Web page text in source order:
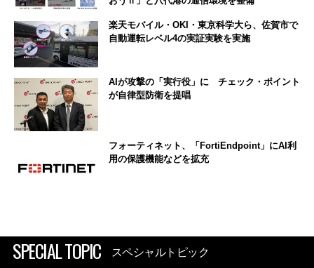
楽天モバイル・OKI・東京科学大ら、佐賀市で
自動運転レベル4の実証実験を実施
AIが攻撃の「実行役」に チェック・ポイント
が自律型防衛を提唱
フォーティネット、「FortiEndpoint」にAI利
用の保護機能などを拡充
SPECIAL TOPIC スペシャルトピック